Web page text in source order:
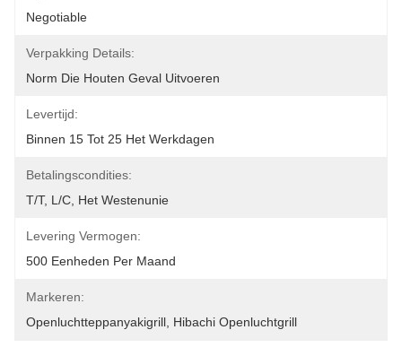
Negotiable
Verpakking Details:
Norm Die Houten Geval Uitvoeren
Levertijd:
Binnen 15 Tot 25 Het Werkdagen
Betalingscondities:
T/T, L/C, Het Westenunie
Levering Vermogen:
500 Eenheden Per Maand
Markeren:
Openluchtteppanyakigrill Hibachi Openluchtgrill